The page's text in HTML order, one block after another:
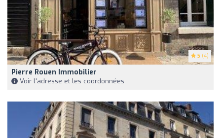
5 (4)
Pierre Rouen Immobilier
Voir l'adresse et les coordonnées